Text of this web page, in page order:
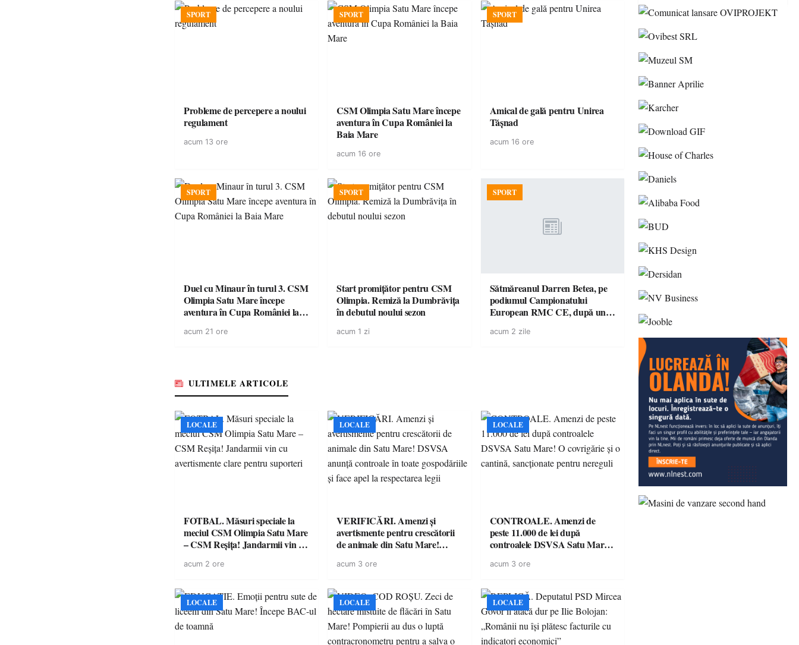
SPORT
Probleme de percepere a noului
regulament
acum 13 ore
SPORT
CSM Olimpia Satu Mare începe
aventura în Cupa României la
Baia Mare
acum 16 ore
SPORT
Amical de gală pentru Unirea
Tășnad
acum 16 ore
SPORT
Duel cu Minaur în turul 3. CSM
Olimpia Satu Mare începe
aventura în Cupa României la
acum 21 ore
SPORT
Start promițător pentru CSM
Olimpia. Remiză la Dumbrăvița
în debutul noului sezon
acum 1 zi
SPORT
Sătmăreanul Darren Betea, pe
podiumul Campionatului
European RMC CE, după un
Räikkönen
acum 2 zile
ULTIMELE ARTICOLE
LOCALE
FOTBAL. Măsuri speciale la
meciul CSM Olimpia Satu Mare
– CSM Reșița! Jandarmii vin cu
suporteri
acum 2 ore
LOCALE
VERIFICĂRI. Amenzi și
avertismente pentru crescătorii
de animale din Satu Mare!
toate gospodăriile și face apel la
acum 3 ore
LOCALE
CONTROALE. Amenzi de
peste 11.000 de lei după
controalele DSVSA Satu Mare!
sancționate pentru nereguli
acum 3 ore
LOCALE LOCALE LOCALE
contracronometru pentru a